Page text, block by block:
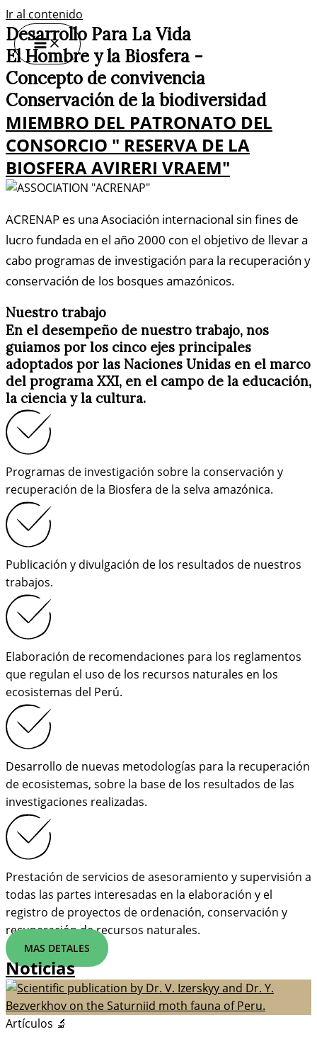
Ir al contenido
Desarrollo Para La Vida
El Hombre y la Biosfera -
Concepto de convivencia
Conservación de la biodiversidad
MIEMBRO DEL PATRONATO DEL
CONSORCIO " RESERVA DE LA
BIOSFERA AVIRERI VRAEM"
ACRENAP es una Asociación internacional sin fines de
lucro fundada en el año 2000 con el objetivo de llevar a
cabo programas de investigación para la recuperación y
conservación de los bosques amazónicos.
Nuestro trabajo
En el desempeño de nuestro trabajo, nos
guiamos por los cinco ejes principales
adoptados por las Naciones Unidas en el marco
del programa XXI, en el campo de la educación,
la ciencia y la cultura.
Programas de investigación sobre la conservación y
recuperación de la Biosfera de la selva amazónica.
Publicación y divulgación de los resultados de nuestros
trabajos.
Elaboración de recomendaciones para los reglamentos
que regulan el uso de los recursos naturales en los
ecosistemas del Perú.
Desarrollo de nuevas metodologías para la recuperación
de ecosistemas, sobre la base de los resultados de las
investigaciones realizadas.
Prestación de servicios de asesoramiento y supervisión a
todas las partes interesadas en la elaboración y el
registro de proyectos de ordenación, conservación y
recuperación de recursos naturales.
MAS DETALES
Noticias
Artículos 🔬